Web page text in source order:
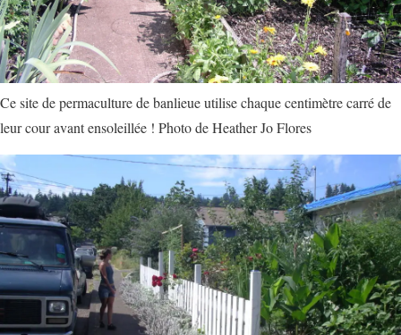
Ce site de permaculture de banlieue utilise chaque centimètre carré de
leur cour avant ensoleillée ! Photo de Heather Jo Flores